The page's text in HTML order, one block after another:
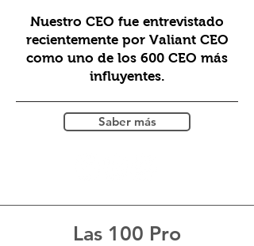
Nuestro CEO fue entrevistado
recientemente por Valiant CEO
como uno de los 600 CEO más
influyentes.
Saber más
Las 100 Pro